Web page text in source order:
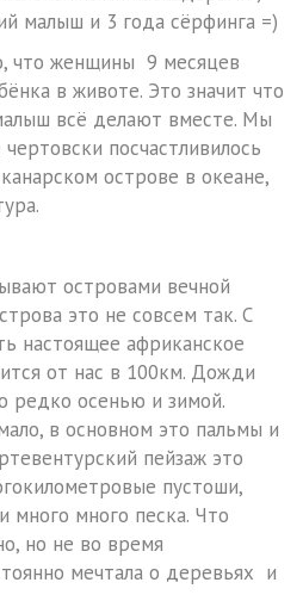
малыш и 3 года сёрфинга =)
что женщины 9 месяцев
в животе. Это значит что
всё делают вместе. Мы
посчастливилось
острове в океане,
островами вечной
это не совсем так. С
настоящее африканское
от нас в 100км. Дожди
редко осенью и зимой.
в основном это пальмы и
пейзаж это
пустоши,
много много песка. Что
но не во время
мечтала о деревьях и